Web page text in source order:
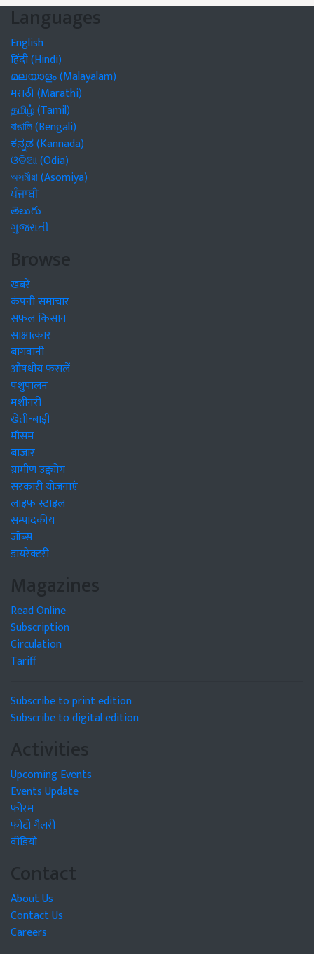
Languages
English
हिंदी (Hindi)
മലയാളം (Malayalam)
मराठी (Marathi)
தமிழ் (Tamil)
বাঙালি (Bengali)
ಕನ್ನಡ (Kannada)
ଓଡିଆ (Odia)
অসমীয়া (Asomiya)
ਪੰਜਾਬੀ
తెలుగు
ગુજરાતી
Browse
खबरें
कंपनी समाचार
सफल किसान
साक्षात्कार
बागवानी
औषधीय फसलें
पशुपालन
मशीनरी
खेती-बाड़ी
मौसम
बाजार
ग्रामीण उद्द्योग
सरकारी योजनाएं
लाइफ स्टाइल
सम्पादकीय
जॉब्स
डायरेक्टरी
Magazines
Read Online
Subscription
Circulation
Tariff
Subscribe to print edition
Subscribe to digital edition
Activities
Upcoming Events
Events Update
फोरम
फोटो गैलरी
वीडियो
Contact
About Us
Contact Us
Careers